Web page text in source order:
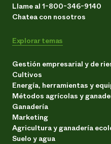
Llame al 1-800-346-9140
Chatea con nosotros
Explorar temas
Gestión empresarial y de
Cultivos
Energía, herramientas y
Métodos agrícolas y
Ganadería
Marketing
Agricultura y ganadería
Suelo y agua